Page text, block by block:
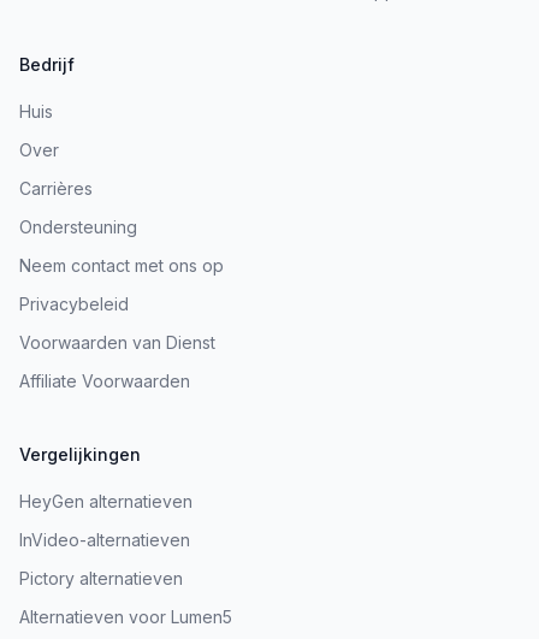
Bedrijf
Huis
Over
Carrières
Ondersteuning
Neem contact met ons op
Privacybeleid
Voorwaarden van Dienst
Affiliate Voorwaarden
Vergelijkingen
HeyGen alternatieven
InVideo-alternatieven
Pictory alternatieven
Alternatieven voor Lumen5